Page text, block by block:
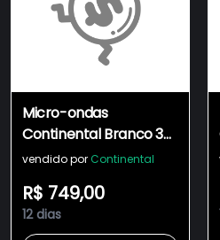
Micro-ondas
Continental Branco 34
Litros com Função
vendido por Continental
R$ 749,00
12 dias